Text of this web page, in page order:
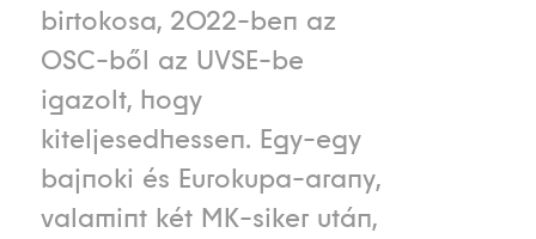
birtokosa, 2022-ben az
OSC-ből az UVSE-be
igazolt, hogy
kiteljesedhessen. Egy-egy
bajnoki és Eurokupa-arany,
valamint két MK-siker után,